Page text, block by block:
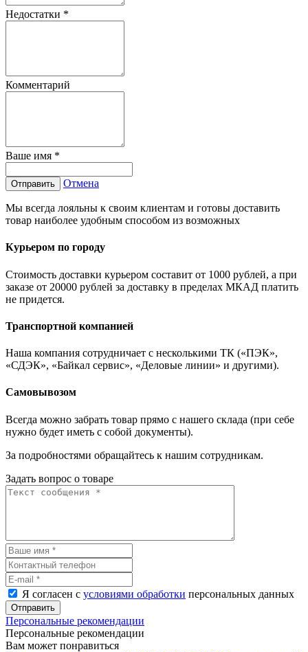
Недостатки *
Комментарий
Ваше имя *
Отправить Отмена
Мы всегда лояльны к своим клиентам и готовы доставить
товар наиболее удобным способом из возможных
Курьером по городу
Стоимость доставки курьером составит от 1000 рублей, а при
заказе от 20000 рублей за доставку в пределах МКАД платить
не придется.
Транспортной компанией
Наша компания сотрудничает с несколькими ТК («ПЭК»,
«СДЭК», «Байкал сервис», «Деловые линии» и другими).
Самовывозом
Всегда можно забрать товар прямо с нашего склада (при себе
нужно будет иметь с собой документы).
За подробностями обращайтесь к нашим сотрудникам.
Задать вопрос о товаре
Я согласен с условиями обработки персональных данных
Отправить
Персональные рекомендации
Персональные рекомендации
Вам может понравиться